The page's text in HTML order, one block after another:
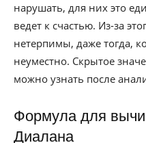
нарушать, для них это
ведет к счастью. Из-за
нетерпимы, даже тогда,
неуместно. Скрытое
можно узнать после
Формула для
Диалана